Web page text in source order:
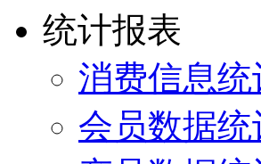
统计报表
消费信息统
会员数据统